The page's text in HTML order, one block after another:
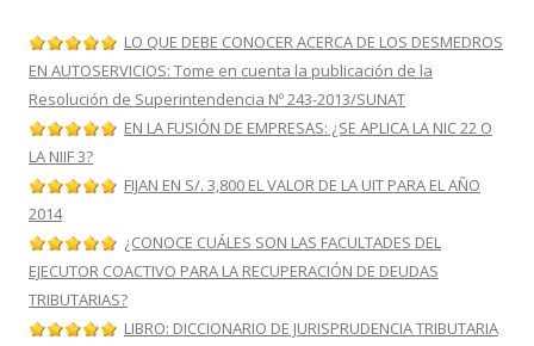
LO QUE DEBE CONOCER ACERCA DE LOS DESMEDROS
EN AUTOSERVICIOS: Tome en cuenta la publicación de la
Resolución de Superintendencia Nº 243-2013/SUNAT
EN LA FUSIÓN DE EMPRESAS: ¿SE APLICA LA NIC 22 O
LA NIIF 3?
FIJAN EN S/. 3,800 EL VALOR DE LA UIT PARA EL AÑO
2014
¿CONOCE CUÁLES SON LAS FACULTADES DEL
EJECUTOR COACTIVO PARA LA RECUPERACIÓN DE DEUDAS
TRIBUTARIAS?
LIBRO: DICCIONARIO DE JURISPRUDENCIA TRIBUTARIA